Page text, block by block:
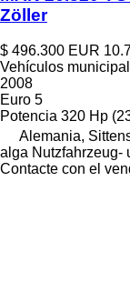
Zöller
$ 496.300 EUR
Vehículos
2008
Euro 5
Potencia 320 Hp
Alemania,
alga Nutzfahrzeug-
Contacte con el